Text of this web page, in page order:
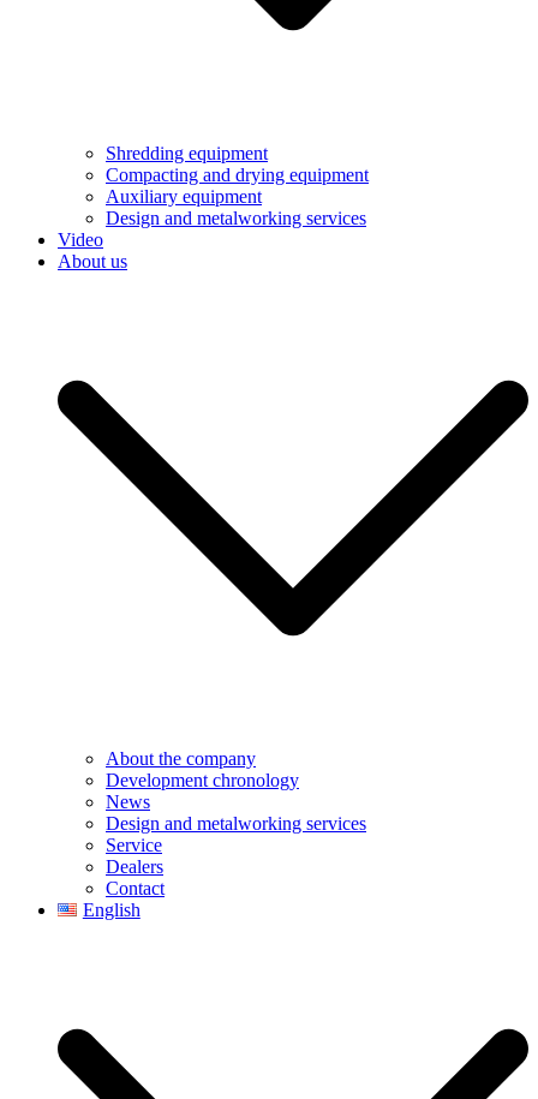
Shredding equipment
Compacting and drying equipment
Auxiliary equipment
Design and metalworking services
Video
About us
About the company
Development chronology
News
Design and metalworking services
Service
Dealers
Contact
English